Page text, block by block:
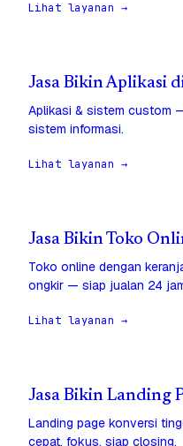
Lihat layanan →
Jasa Bikin Aplikasi
Aplikasi & sistem custom
sistem informasi.
Lihat layanan →
Jasa Bikin Toko
Toko online dengan
ongkir — siap jualan 24
Lihat layanan →
Jasa Bikin Landing
Landing page konversi
cepat, fokus, siap closing.